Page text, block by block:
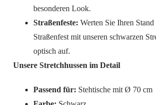
besonderen Look.
Straßenfeste: Werten Sie Ihren
Straßenfest mit unseren schwarzen
optisch auf.
Unsere Stretchhussen im Detail
Passend für: Stehtische mit Ø 70 cm